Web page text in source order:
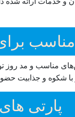
مناسب و مد روز
شکوه و جذابیت حضور
پارتی